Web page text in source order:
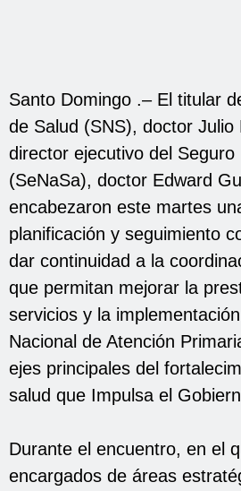
Santo Domingo .– El titular
de Salud (SNS), doctor Julio
director ejecutivo del Seguro
(SeNaSa), doctor Edward
encabezaron este martes
planificación y seguimiento
dar continuidad a la
que permitan mejorar la
servicios y la
Nacional de Atención
ejes principales del
salud que Impulsa el
Durante el encuentro, en el
encargados de áreas